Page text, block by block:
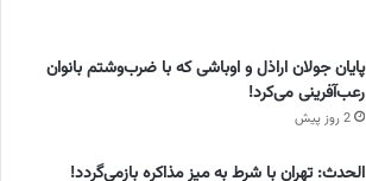
پایان جولان اراذل و اوباشی که با ضرب‌وشتم بانوان
رعب‌آفرینی می‌کرد!
2 روز پیش
الحدث: تهران با شرط به میز مذاکره بازمی‌گردد!